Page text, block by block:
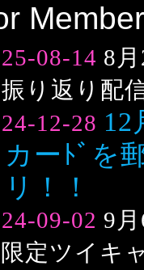
Member
08-14 8
り返り配
12-28 12
カーﾄﾞを
！！
09-02 9
定ツイキ